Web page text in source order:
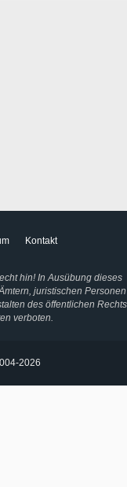
Kontakt
hin! In Ausübung dieses
juristischen Personen
des öffentlichen Rechts
verboten.
2026